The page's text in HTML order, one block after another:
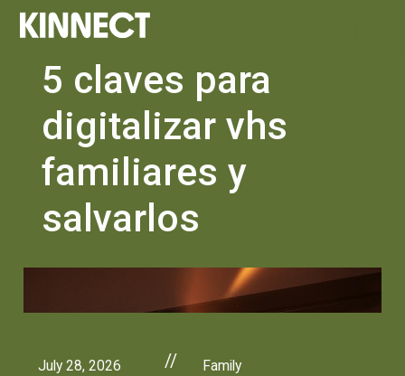
5 claves para
digitalizar vhs
familiares y
salvarlos
July 28, 2026 // Family